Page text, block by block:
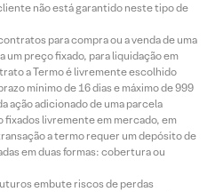
não está garantido neste tipo de
para compra ou a venda de uma
um preço fixado, para liquidação em
a Termo é livremente escolhido
mínimo de 16 dias e máximo de 999
ação adicionado de uma parcela
livremente em mercado, em
a termo requer um depósito de
em duas formas: cobertura ou
embute riscos de perdas